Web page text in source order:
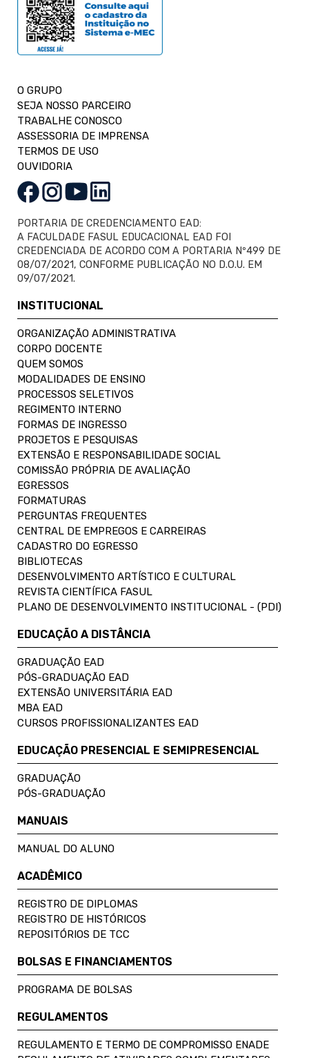
O GRUPO
SEJA NOSSO PARCEIRO
TRABALHE CONOSCO
ASSESSORIA DE IMPRENSA
TERMOS DE USO
OUVIDORIA
PORTARIA DE CREDENCIAMENTO EAD:
A FACULDADE FASUL EDUCACIONAL EAD FOI
CREDENCIADA DE ACORDO COM A PORTARIA Nº499 DE
08/07/2021, CONFORME PUBLICAÇÃO NO D.O.U. EM
09/07/2021.
INSTITUCIONAL
ORGANIZAÇÃO ADMINISTRATIVA
CORPO DOCENTE
QUEM SOMOS
MODALIDADES DE ENSINO
PROCESSOS SELETIVOS
REGIMENTO INTERNO
FORMAS DE INGRESSO
PROJETOS E PESQUISAS
EXTENSÃO E RESPONSABILIDADE SOCIAL
COMISSÃO PRÓPRIA DE AVALIAÇÃO
EGRESSOS
FORMATURAS
PERGUNTAS FREQUENTES
CENTRAL DE EMPREGOS E CARREIRAS
CADASTRO DO EGRESSO
BIBLIOTECAS
DESENVOLVIMENTO ARTÍSTICO E CULTURAL
REVISTA CIENTÍFICA FASUL
PLANO DE DESENVOLVIMENTO INSTITUCIONAL - (PDI)
EDUCAÇÃO A DISTÂNCIA
GRADUAÇÃO EAD
PÓS-GRADUAÇÃO EAD
EXTENSÃO UNIVERSITÁRIA EAD
MBA EAD
CURSOS PROFISSIONALIZANTES EAD
EDUCAÇÃO PRESENCIAL E SEMIPRESENCIAL
GRADUAÇÃO
PÓS-GRADUAÇÃO
MANUAIS
MANUAL DO ALUNO
ACADÊMICO
REGISTRO DE DIPLOMAS
REGISTRO DE HISTÓRICOS
REPOSITÓRIOS DE TCC
BOLSAS E FINANCIAMENTOS
PROGRAMA DE BOLSAS
REGULAMENTOS
REGULAMENTO E TERMO DE COMPROMISSO ENADE